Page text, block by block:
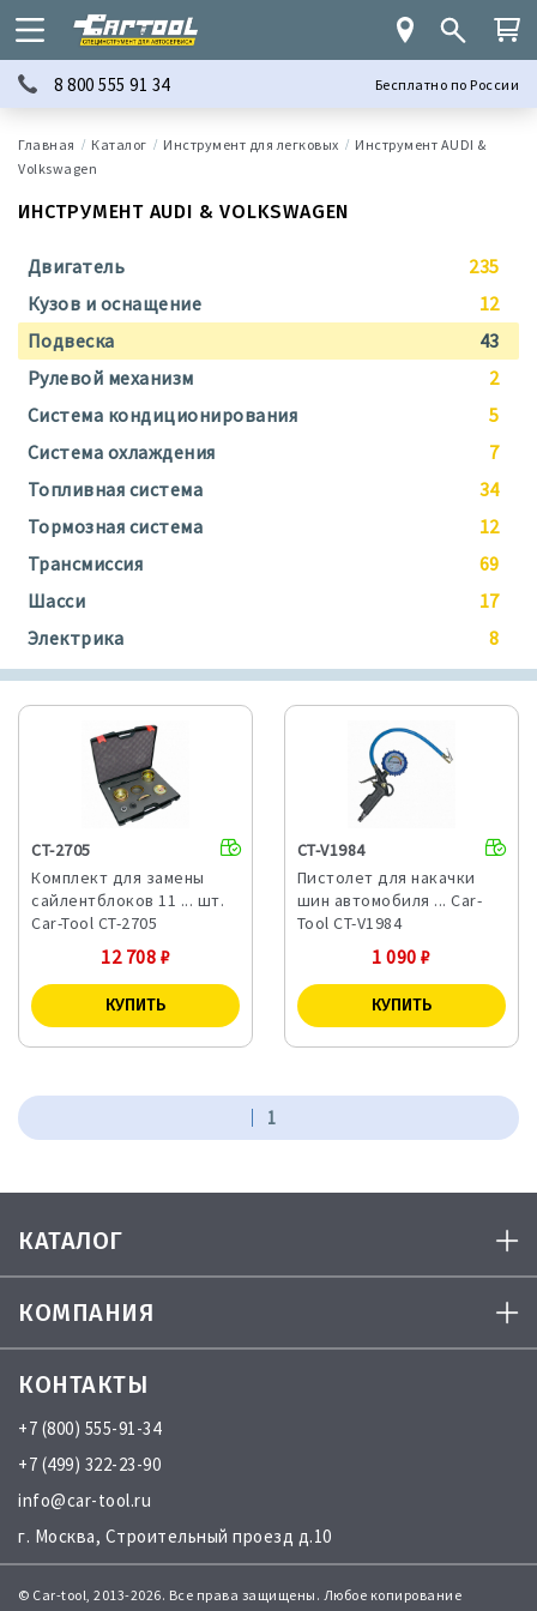
8 800 555 91 34 Бесплатно по России
Каталог Инструмент для легковых
Инструмент AUDI &
Volkswagen
ИНСТРУМЕНТ AUDI & VOLKSWAGEN
Двигатель
235
Кузов и оснащение
12
Подвеска
43
Рулевой механизм
2
Система кондиционирования
5
Система охлаждения
7
Топливная система
34
Тормозная система
12
Трансмиссия
69
Шасси
17
Электрика
8
CT-2705
Комплект для замены
сайлентблоков 11 ... шт.
Car-Tool CT-2705
12 708 ₽
CT-V1984
Пистолет для накачки
шин автомобиля ... Car-
Tool CT-V1984
1 090₽
1
КАТАЛОГ
КОМПАНИЯ
КОНТАКТЫ
+7 (800) 555-91-34
+7 (499) 322-23-90
info@car-tool.ru
г. Москва, Строительный проезд д.10
© Car-tool, 2013-2026. Все права защищены. Любое копирование